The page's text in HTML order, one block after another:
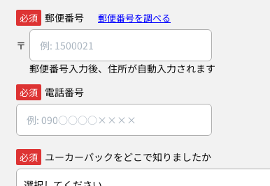
必須 郵便番号 郵便番号を調べる
郵便番号入力後、住所が自動入力されます
必須 電話番号
必須 ユーカーパックをどこで知りましたか